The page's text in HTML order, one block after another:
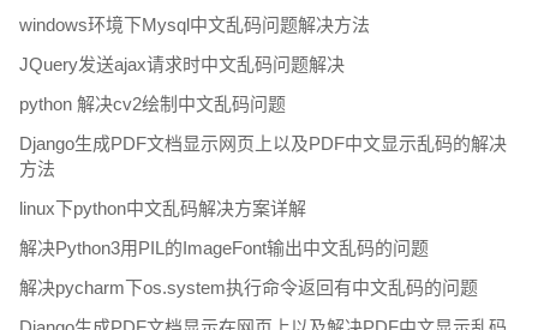
windows环境下Mysql中文乱码问题解决方法
JQuery发送ajax请求时中文乱码问题解决
python 解决cv2绘制中文乱码问题
Django生成PDF文档显示网页上以及PDF中文显示乱码的解决
方法
linux下python中文乱码解决方案详解
解决Python3用PIL的ImageFont输出中文乱码的问题
解决pycharm下os.system执行命令返回有中文乱码的问题